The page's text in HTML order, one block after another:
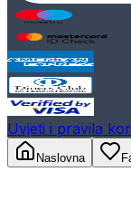
Uvjeti i pravila
Naslovna